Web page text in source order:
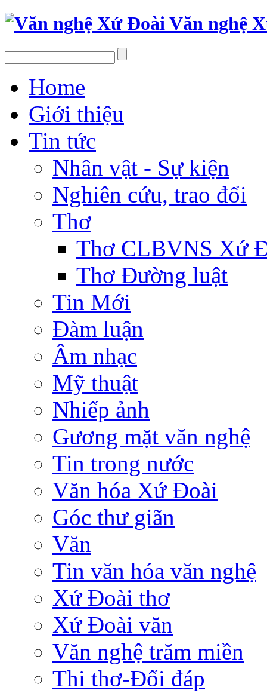
Văn nghệ
Home
Giới thiệu
Tin tức
Nhân vật - Sự kiện
Nghiên cứu, trao đổi
Thơ
Thơ CLBVNS Xứ
Thơ Đường luật
Tin Mới
Đàm luận
Âm nhạc
Mỹ thuật
Nhiếp ảnh
Gương mặt văn nghệ
Tin trong nước
Văn hóa Xứ Đoài
Góc thư giãn
Văn
Tin văn hóa văn nghệ
Xứ Đoài thơ
Xứ Đoài văn
Văn nghệ trăm miền
Thi thơ-Đối đáp